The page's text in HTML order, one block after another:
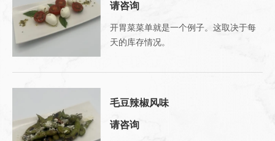
请咨询
开胃菜菜单就是一个例子。这取决于每
天的库存情况。
毛豆辣椒风味
请咨询